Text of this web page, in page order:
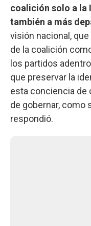
coalición solo a la
también a más
visión nacional,
de la coalición
los partidos
que preservar la
esta conciencia de
de gobernar, como
respondió.